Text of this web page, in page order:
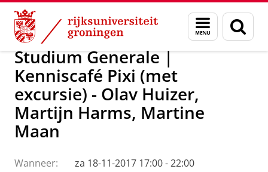
Skip
Content
Skip
Navigation
Menu
en
zoeken
Over ons Actueel Evenementen
Studium Generale |
Kenniscafé Pixi (met
excursie) - Olav Huizer,
Martijn Harms, Martine
Maan
Wanneer:
za 18-11-2017 17:00 - 22:00